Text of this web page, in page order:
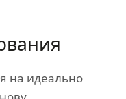
на идеально